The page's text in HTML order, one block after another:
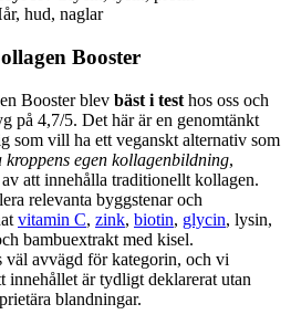
hud, naglar
Booster
Booster blev bäst i test hos oss och
på 4,7/5. Det här är en genomtänkt
som vill ha ett veganskt alternativ som
kroppens egen kollagenbildning,
av att innehålla traditionellt kollagen.
relevanta byggstenar och
vitamin C, zink, biotin, glycin, lysin,
bambuextrakt med kisel.
väl avvägd för kategorin, och vi
innehållet är tydligt deklarerat utan
blandningar.